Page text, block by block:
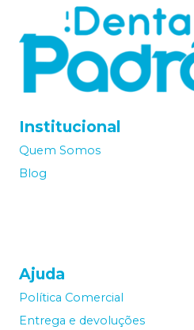
Institucional
Quem Somos
Blog
Ajuda
Política Comercial
Entrega e devoluções